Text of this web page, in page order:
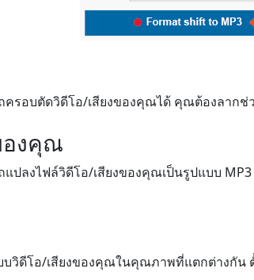
รอบตัดวิดีโอ/เสียงของคุณได้ คุณต้องลากช่
องคุณ
ลงไฟล์วิดีโอ/เสียงของคุณเป็นรูปแบบ MP3
บวิดีโอ/เสียงของคุณในคุณภาพที่แตกต่างกั